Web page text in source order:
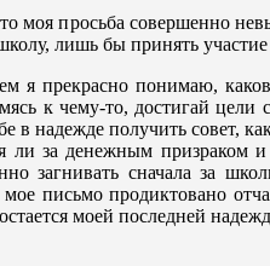
моя просьба совершенно
лишь бы принять
я прекрасно понимаю,
к чему-то, достигай
в надежде получить совет,
ли за денежным призраком
загнивать сначала за
письмо продиктовано
моей последней